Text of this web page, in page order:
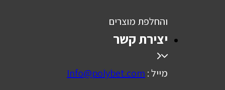
והחלפת מוצרים
יצירת קשר
מייל : Info@polybet.com